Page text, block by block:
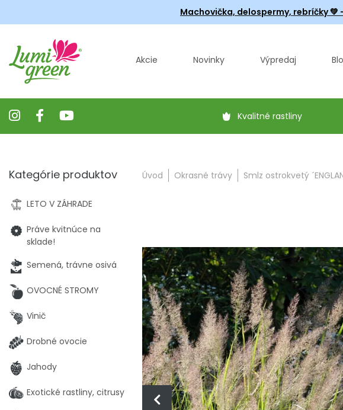
Machovička, delospermy, rebríčky💚
Akcie Novinky Výpredaj
Kvalitné rastliny
Úvod Okrasné trávy Smlz ostrokvetý
Kategórie produktov
LETO V ZÁHRADE
Práve kvitnúce na
sklade!
Semená, trávne osivá
OVOCNÉ STROMY
Vinič
Drobné ovocie
Jahody
Exotické rastliny, citrusy